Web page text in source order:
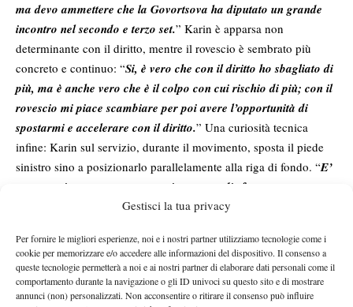
Gestisci la tua privacy
Per fornire le migliori esperienze, noi e i nostri partner utilizziamo tecnologie come i
cookie per memorizzare e/o accedere alle informazioni del dispositivo. Il consenso a
queste tecnologie permetterà a noi e ai nostri partner di elaborare dati personali come il
comportamento durante la navigazione o gli ID univoci su questo sito e di mostrare
annunci (non) personalizzati. Non acconsentire o ritirare il consenso può influire
ma devo ammettere che la Govortsova ha diputato un grande
incontro nel secondo e terzo set.” Karin è apparsa non
determinante con il diritto, mentre il rovescio è sembrato più
concreto e continuo: “Si, è vero che con il diritto ho sbagliato di
più, ma è anche vero che è il colpo con cui rischio di più; con il
rovescio mi piace scambiare per poi avere l’opportunità di
spostarmi e accelerare con il diritto.” Una curiosità tecnica
infine: Karin sul servizio, durante il movimento, sposta il piede
sinistro sino a posizionarlo parallelamente alla riga di fondo. “E’
una questione prettamente tecnica; cerco di sfruttare, con
questo movimento, la torsione del bacino.” C’è da sottolineare
prova di Olga Govortsova, che ha giocato un incontro di
altissimo livello; ottimi i due fondamentali, piuttosto piatti, con
cui ha comandato spesso lo scambio. Giocatrice da tenere